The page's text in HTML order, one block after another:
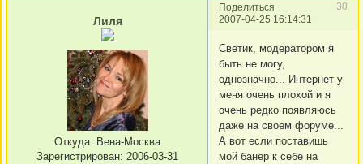
Поделиться
30
2007-04-25 16:14:31
Лиля
Откуда: Вена-Москва
Зарегистрирован: 2006-03-31
Светик, модератором я
быть не могу,
однозначно... Интернет у
меня очень плохой и я
очень редко появляюсь
даже на своем форуме...
А вот если поставишь
мой банер к себе на